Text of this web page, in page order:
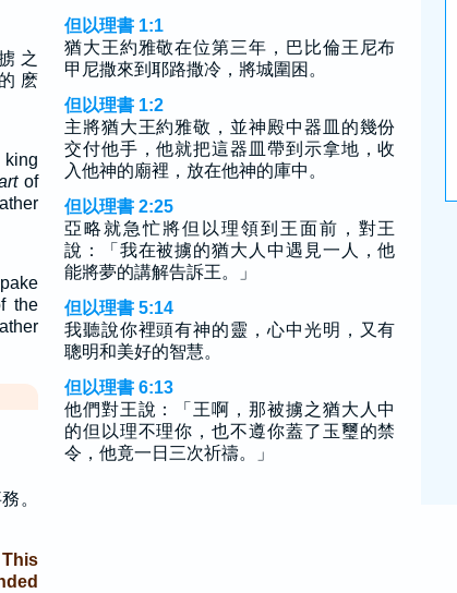
之
麽
of
the
。
但以理書 1:1
猶大王約雅敬在位第三年，巴比倫王尼布
甲尼撒來到耶路撒冷，將城圍困。
但以理書 1:2
主將猶大王約雅敬，並神殿中器皿的幾份
交付他手，他就把這器皿帶到示拿地，收
入他神的廟裡，放在他神的庫中。
但以理書 2:25
亞略就急忙將但以理領到王面前，對王
說：「我在被擄的猶大人中遇見一人，他
能將夢的講解告訴王。」
但以理書 5:14
我聽說你裡頭有神的靈，心中光明，又有
聰明和美好的智慧。
但以理書 6:13
他們對王說：「王啊，那被擄之猶大人中
的但以理不理你，也不遵你蓋了玉璽的禁
令，他竟一日三次祈禱。」